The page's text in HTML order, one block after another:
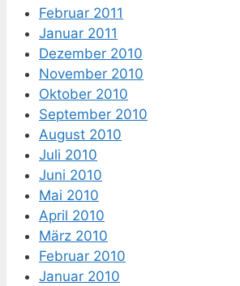
Februar 2011
Januar 2011
Dezember 2010
November 2010
Oktober 2010
September 2010
August 2010
Juli 2010
Juni 2010
Mai 2010
April 2010
März 2010
Februar 2010
Januar 2010